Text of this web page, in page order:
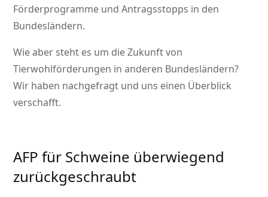
Förderprogramme und Antragsstopps in den
Bundesländern.
Wie aber steht es um die Zukunft von
Tierwohlförderungen in anderen Bundesländern?
Wir haben nachgefragt und uns einen Überblick
verschafft.
AFP für Schweine überwiegend
zurückgeschraubt